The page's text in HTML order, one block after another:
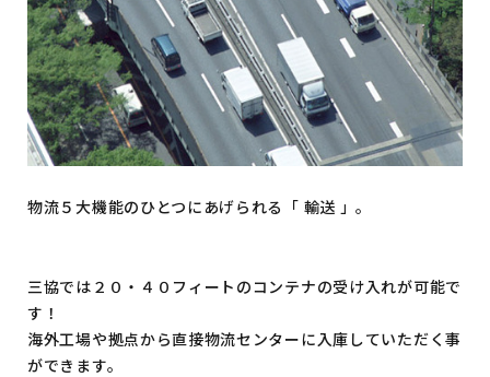
物流５大機能のひとつにあげられる「 輸送 」。
三協では２０・４０フィートのコンテナの受け入れが可能で
す！
海外工場や拠点から直接物流センターに入庫していただく事
ができます。